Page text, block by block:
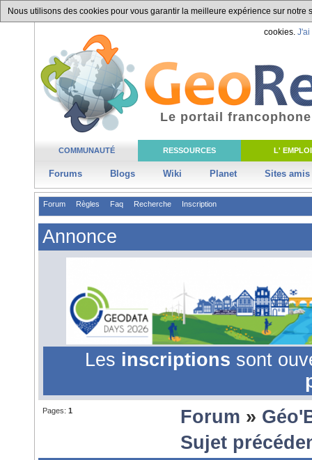
Nous utilisons des cookies pour vous garantir la meilleure expérience sur
cookies. J'ai
COMMUNAUTÉ RESSOURCES L' EMPLOI
Forums Blogs Wiki Planet Sites amis
Le portail
Forum Règles Faq Recherche Inscription
Annonce
Les inscriptions sont
Pages: 1 Forum »
Sujet